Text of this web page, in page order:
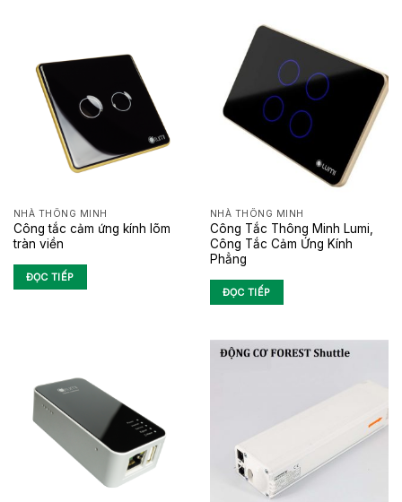
NHÀ THÔNG MINH
Công tắc cảm ứng kính lõm
tràn viền
ĐỌC TIẾP
NHÀ THÔNG MINH
Công Tắc Thông Minh Lumi,
Công Tắc Cảm Ứng Kính
Phẳng
ĐỌC TIẾP